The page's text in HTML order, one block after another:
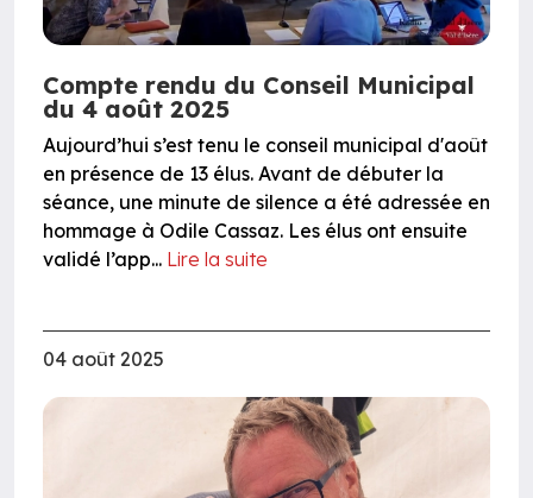
Compte rendu du Conseil Municipal
du 4 août 2025
Aujourd’hui s’est tenu le conseil municipal d'août
en présence de 13 élus. Avant de débuter la
séance, une minute de silence a été adressée en
hommage à Odile Cassaz. Les élus ont ensuite
validé l’app... Lire la suite
04 août 2025